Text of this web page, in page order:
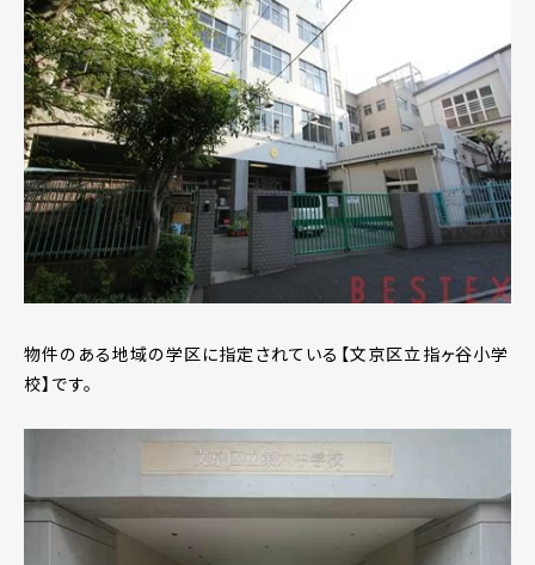
物件のある地域の学区に指定されている【文京区立指ヶ谷小学
校】です。